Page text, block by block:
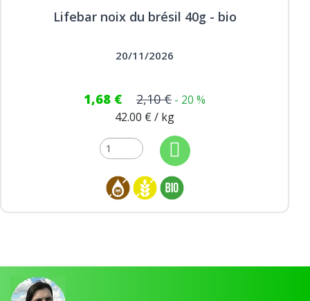
Lifebar noix du brésil 40g - bio
20/11/2026
1,68 € 2,10 € - 20 %
42.00 € / kg